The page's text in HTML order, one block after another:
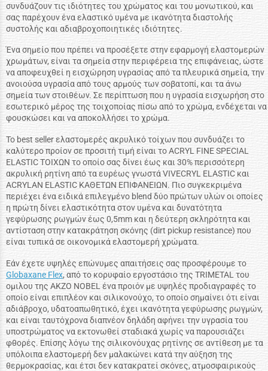
συνδυάζουν τις ιδιότητες του χρώματος και του μονωτικού, και
σας παρέχουν ένα ελαστικό υμένα με ικανότητα διαστολής
συστολής και αδιαβροχοποιητικές ιδιότητες.
Ένα σημείο που πρέπει να προσέξετε στην εφαρμογή ελαστομερών
χρωμάτων, είναι τα σημεία στην περιφέρεια της επιφάνειας, ώστε
να αποφευχθεί η εισχώρηση υγρασίας από τα πλευρικά σημεία, την
ανοιούσα υγρασία από τους αρμούς των σοβατοπί, και τα άνω
σημεία των στοιθέων. Σε περίπτωση που η υγρασία εισχωρήση στο
εσωτερικό μέρος της τοιχοποίας πίσω από το χρώμα, ενδέχεται να
φουσκώσει και να αποκολλήσει το χρώμα.
Το best seller ελαστομερές ακρυλικό τοίχων που συνδυάζει το
καλύτερο προίον σε προσιτή τιμή είναι το ACRYL FINE SPECIAL
ELASTIC ΤΟΙΧΩΝ το οποίο σας δίνει έως και 30% περισσότερη
ακρυλική ρητίνη από τα ευρέως γνωστά VIVECRYL ELASTIC και
ACRYLAN ELASTIC ΚΑΘΕΤΩΝ ΕΠΙΦΑΝΕΙΩΝ. Πιο συγκεκριμένα
περιέχει ένα ειδικά επιλεγμένο blend δύο πρώτων υλών οι οποίες
η πρώτη δίνει ελαστικότητα στον υμένα και δυνατότητα
γεφύρωσης ρωγμών έως 0,5mm και η δεύτερη σκληρότητα και
αντίσταση στην κατακράτηση σκόνης (dirt pickup resistance) που
είναι τυπικά σε οικονομικά ελαστομερή χρώματα.
Εάν έχετε υψηλές επώνυμες απαιτήσεις σας προσφέρουμε το
Globaxane Flex, από το κορυφαίο εργοστάσιο της TRIMETAL του
ομιλου της AKZO NOBEL ένα προιόν με υψηλές προδιαγραφές το
οποίο είναι επιπλέον και σιλικονούχο, το οποίο σημαίνει ότι είναι
αδιάβροχο, υδατοαπωθητικό, έχει ικανότητα γεφύρωσης ρωγμών,
και είναι ταυτόχρονα διαπνέον δηλάδη αφήνει την υγρασία του
υποστρώματος να εκτονωθεί σταδιακά χωρίς να παρουσιάζει
φθορές. Επίσης λόγω της σιλικονόυχας ρητίνης σε αντίθεση με τα
υπόλοιπα ελαστομερή δεν μαλακώνει κατά την αύξηση της
θερμοκρασίας, και έτσι δεν κατακρατεί σκόνες, ατμοσφαιρικούς